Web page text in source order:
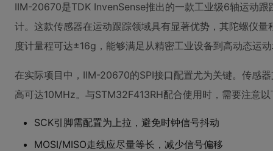
IIM-20670是TDK InvenSense推出的一款工业级6轴运动
计。这款传感器在运动跟踪领域具有显著优势，其陀螺仪
度计量程可达±16g，能够满足从精密工业设备到高动态运
在实际项目中，IIM-20670的SPI接口配置尤为关键。传感
高可达10MHz。与STM32F413RH配合使用时，需要注意
SCK引脚需配置为上拉，避免时钟信号抖动
MOSI/MISO走线应尽量等长，减少信号偏移